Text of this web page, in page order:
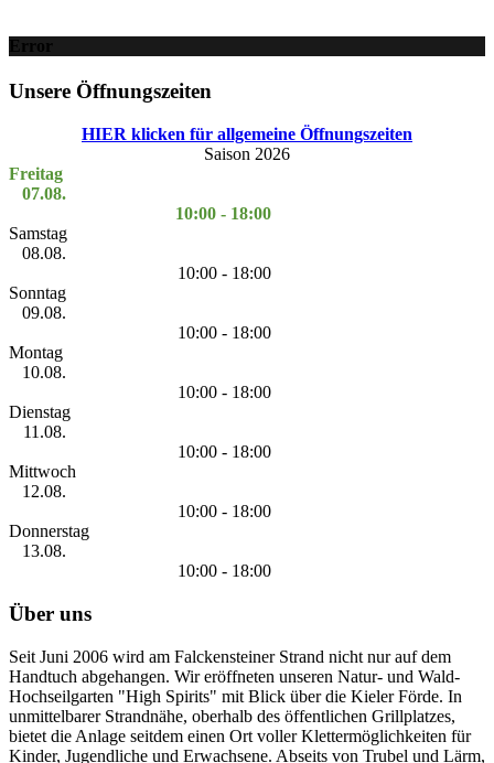
Error
Unsere Öffnungszeiten
HIER klicken für allgemeine Öffnungszeiten
Saison 2026
Freitag
07.08.
10:00 - 18:00
Samstag
08.08.
10:00 - 18:00
Sonntag
09.08.
10:00 - 18:00
Montag
10.08.
10:00 - 18:00
Dienstag
11.08.
10:00 - 18:00
Mittwoch
12.08.
10:00 - 18:00
Donnerstag
13.08.
10:00 - 18:00
Über uns
Seit Juni 2006 wird am Falckensteiner Strand nicht nur auf dem
Handtuch abgehangen. Wir eröffneten unseren Natur- und Wald-
Hochseilgarten "High Spirits" mit Blick über die Kieler Förde. In
unmittelbarer Strandnähe, oberhalb des öffentlichen Grillplatzes,
bietet die Anlage seitdem einen Ort voller Klettermöglichkeiten für
Kinder, Jugendliche und Erwachsene. Abseits von Trubel und Lärm,